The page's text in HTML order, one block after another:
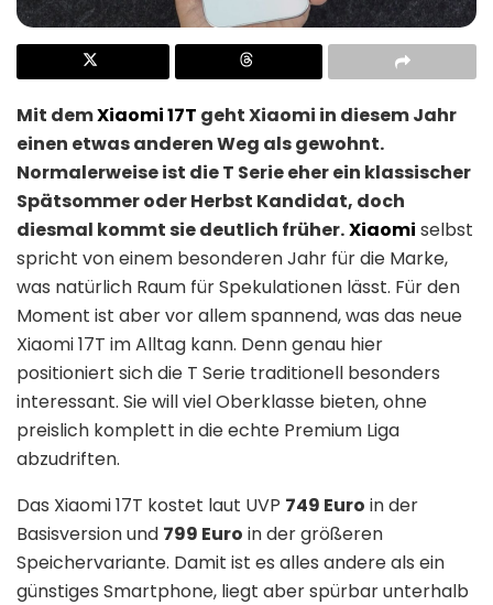
Mit demXiaomi 17T geht Xiaomi in diesem Jahr
einen etwas anderen Weg als gewohnt.
Normalerweise ist die T Serie eher ein klassischer
Spätsommer oder Herbst Kandidat, doch
diesmal kommt sie deutlich früher.Xiaomi selbst
spricht von einem besonderen Jahr für die Marke,
was natürlich Raum für Spekulationen lässt. Für den
Moment ist aber vor allem spannend, was das neue
Xiaomi 17T im Alltag kann. Denn genau hier
positioniert sich die T Serie traditionell besonders
interessant. Sie will viel Oberklasse bieten, ohne
preislich komplett in die echte Premium Liga
abzudriften.
Das Xiaomi 17T kostet laut UVP 749 Euro in der
Basisversion und 799 Euro in der größeren
Speichervariante. Damit ist es alles andere als ein
günstiges Smartphone, liegt aber spürbar unterhalb